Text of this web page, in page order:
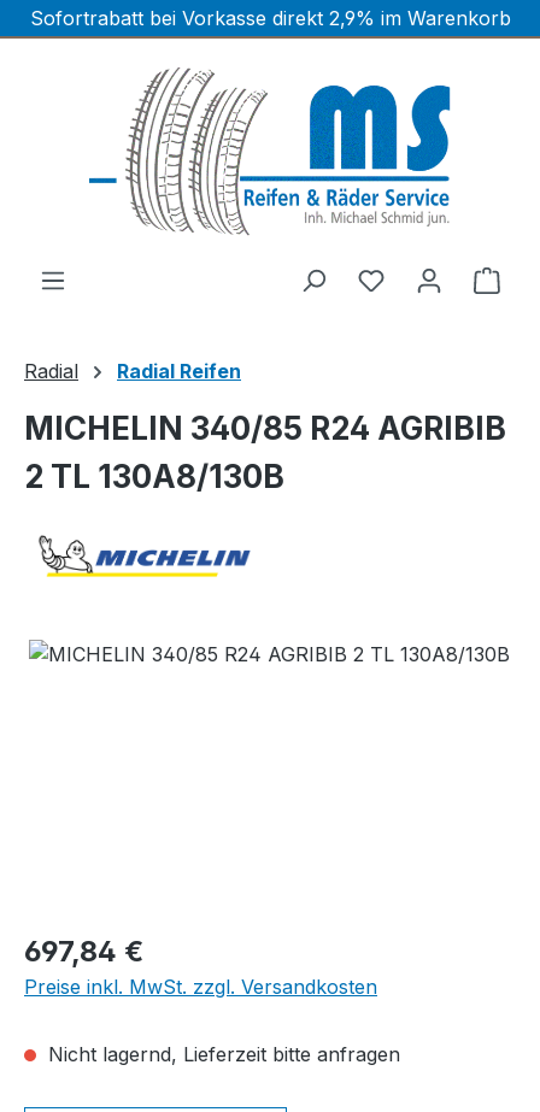
Zum Hauptinhalt springen
Sofortrabatt bei Vorkasse direkt 2,9% im Warenkorb
Radial Radial Reifen
MICHELIN 340/85 R24 AGRIBIB
2 TL 130A8/130B
Bildergalerie überspringen
Regulärer Preis:
697,84 €
Preise inkl. MwSt. zzgl. Versandkosten
Nicht lagernd, Lieferzeit bitte anfragen